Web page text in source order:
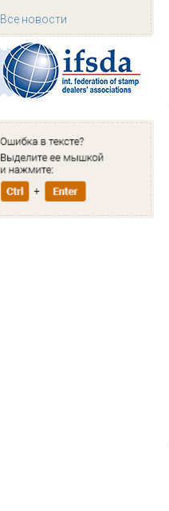
Все новости